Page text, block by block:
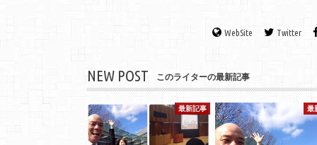
WebSite Twitter
NEW POST このライターの最新記事
最新記事 最